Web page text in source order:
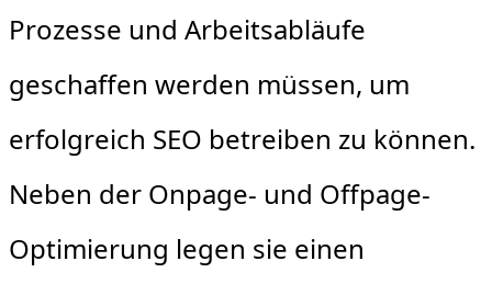
Prozesse und Arbeitsabläufe
geschaffen werden müssen, um
erfolgreich SEO betreiben zu können.
Neben der Onpage- und Offpage-
Optimierung legen sie einen